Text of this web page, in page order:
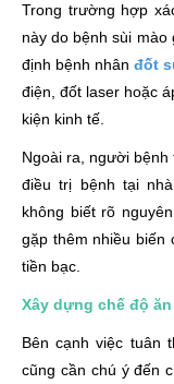
Trong trường hợp
này do bệnh sùi
định bệnh nhân đốt
điện, đốt laser hoặc
kiện kinh tế.
Ngoài ra, người
điều trị bệnh tại
không biết rõ
gặp thêm nhiều biến
tiền bạc.
Xây dựng chế độ
Bên cạnh việc tuân
cũng cần chú ý đến